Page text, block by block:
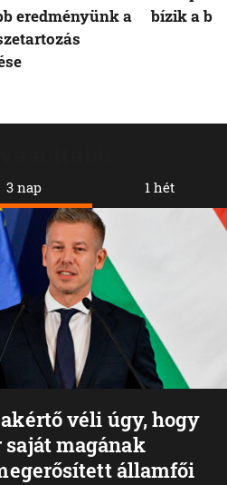
3 nap
véli úgy, hogy
magának
államfői
1 hét
eredményünk a
bízik a